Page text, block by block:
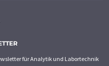
für Analytik und Labortechnik